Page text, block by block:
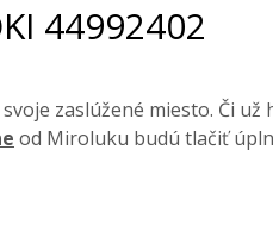
44992402
zaslúžené miesto. Či
od Miroluku budú tlačiť